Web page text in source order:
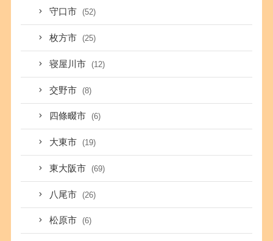
守口市 (52)
枚方市 (25)
寝屋川市 (12)
交野市 (8)
四條畷市 (6)
大東市 (19)
東大阪市 (69)
八尾市 (26)
松原市 (6)